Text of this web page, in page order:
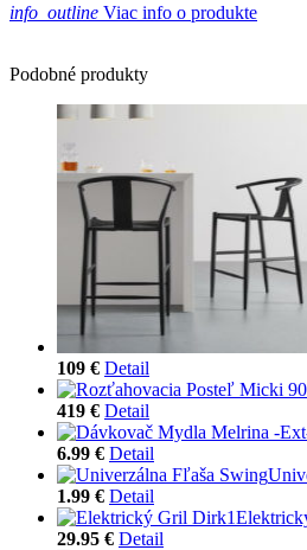
info_outline Viac info o produkte
Podobné produkty
109 € Detail
419 € Detail
6.99 € Detail
1.99 € Detail
29.95 € Detail